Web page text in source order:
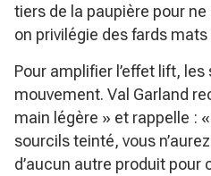
tiers de la paupière pour
on privilégie des fards
Pour amplifier l’effet lift,
mouvement. Val Garland
main légère » et rappelle :
sourcils teinté, vous
d’aucun autre produit pour